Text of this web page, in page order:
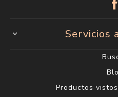
Servicios
Productos